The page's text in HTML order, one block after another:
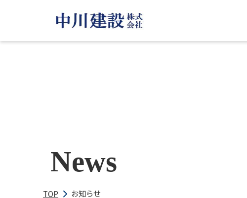
News
TOP お知らせ